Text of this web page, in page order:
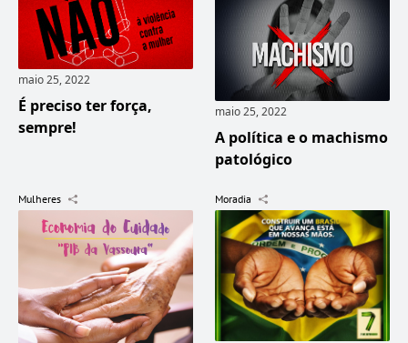
maio 25, 2022
É preciso ter força,
sempre!
maio 25, 2022
A política e o machismo
patológico
Mulheres Moradia